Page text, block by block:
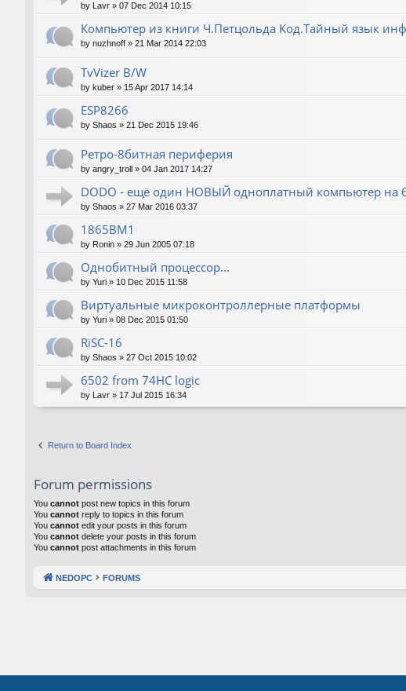
by Lavr » 07 Dec 2014 10:15
Компьютер из книги Ч.Петцольда Код.Тайный язык
by nuzhnoff » 21 Mar 2014 22:03
TvVizer B/W
by kuber » 15 Apr 2017 14:14
ESP8266
by Shaos » 21 Dec 2015 19:46
Ретро-8битная периферия
by angry_troll » 04 Jan 2017 14:27
DODO - ещё один НОВЫЙ одноплатный компьютер на
by Shaos » 27 Mar 2016 03:37
1865ВМ1
by Ronin » 29 Jun 2005 07:18
Однобитный процессор...
by Yuri » 10 Dec 2015 11:58
Виртуальные микроконтроллерные платформы
by Yuri » 08 Dec 2015 01:50
RiSC-16
by Shaos » 27 Oct 2015 10:02
6502 from 74HC logic
by Lavr » 17 Jul 2015 16:34
Return to Board Index
Forum permissions
You cannot post new topics in this forum
You cannot reply to topics in this forum
You cannot edit your posts in this forum
You cannot delete your posts in this forum
You cannot post attachments in this forum
NEDOPC FORUMS